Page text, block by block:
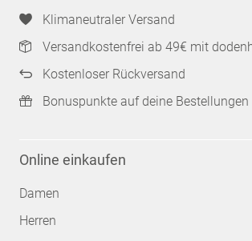
Klimaneutraler Versand
Versandkostenfrei ab 49€ mit
Kostenloser Rückversand
Bonuspunkte auf deine Bestellungen
Online einkaufen
Damen
Herren